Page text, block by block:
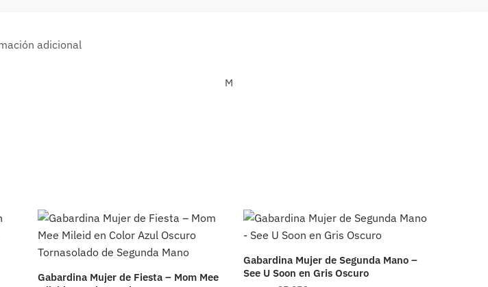
adicional
M
Gabardina Mujer de Fiesta – Mom Mee
Gabardina Mujer de Segunda Mano –
See U Soon en Gris Oscuro